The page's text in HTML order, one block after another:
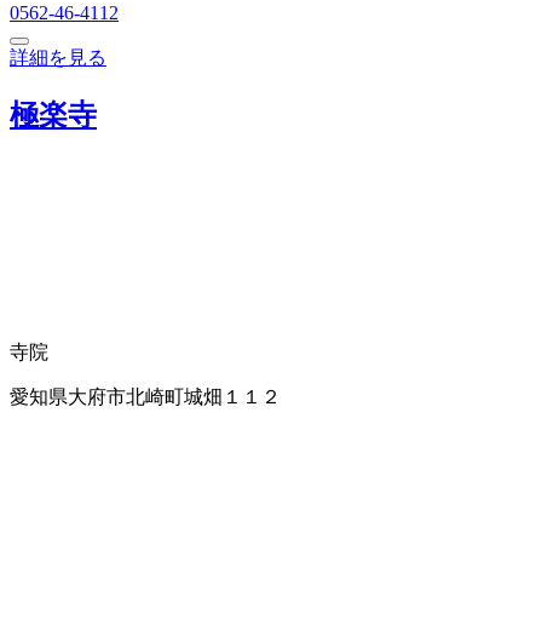
0562-46-4112
詳細を見る
極楽寺
寺院
愛知県大府市北崎町城畑１１２